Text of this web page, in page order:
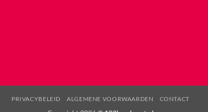
PRIVACYBELEID ALGEMENE VOORWAARDEN CONTACT